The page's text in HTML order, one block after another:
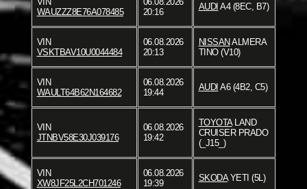
WAUZZZ8E76A078485
20:16
AUDI A4 (8EC, B7)
VIN
VSKTBAV10U0044484
06.08.2026
20:13
NISSAN ALMERA
TINO (V10)
VIN
WAULT64B62N164682
06.08.2026
19:44
AUDI A6 (4B2, C5)
VIN
JTNBV58E30J039176
06.08.2026
19:42
TOYOTALAND
CRUISER PRADO
(_J15_)
VIN
XW8JF25L2CH701246
06.08.2026
19:39
SKODAYETI (5L)